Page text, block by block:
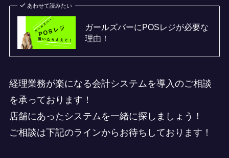
あわせて読みたい
ガールズバーにPOSレジが必要な
理由！
経理業務が楽になる会計システムを導入のご相談
を承っております！
店舗にあったシステムを一緒に探しましょう！
ご相談は下記のラインからお待ちしております！